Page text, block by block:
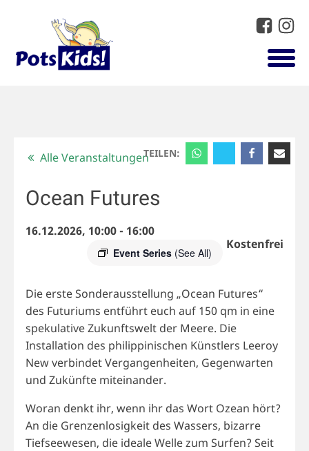
TEILEN:
Alle Veranstaltungen
Ocean Futures
16.12.2026, 10:00- 16:00
Event Series (See All)
Kostenfrei
Die erste Sonderausstellung „Ocean Futures“
des Futuriums entführt euch auf 150 qm in eine
spekulative Zukunftswelt der Meere. Die
Installation des philippinischen Künstlers Leeroy
New verbindet Vergangenheiten, Gegenwarten
und Zukünfte miteinander.
Woran denkt ihr, wenn ihr das Wort Ozean hört?
An die Grenzenlosigkeit des Wassers, bizarre
Tiefseewesen, die ideale Welle zum Surfen? Seit